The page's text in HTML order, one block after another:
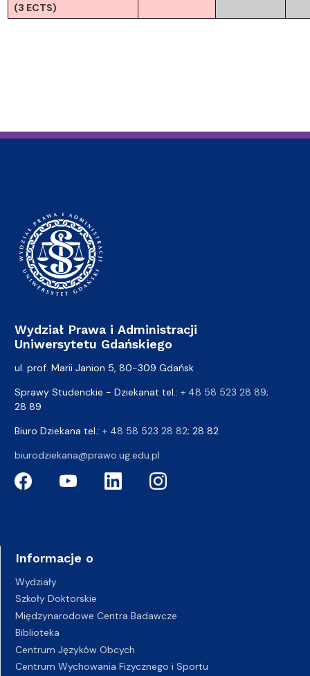
(3 ECTS)
Wydział Prawa i Administracji
Uniwersytetu Gdańskiego
ul. prof. Marii Janion 5, 80-309 Gdańsk
Sprawy Studenckie - Dziekanat tel.: + 48 58 523 28 89;
28 89
Biuro Dziekana tel.: + 48 58 523 28 82; 28 82
biurodziekana@prawo.ug.edu.pl
Informacje o
Wydziały
Szkoły Doktorskie
Międzynarodowe Centra Badawcze
Biblioteka
Centrum Języków Obcych
Centrum Wychowania Fizycznego i Sportu